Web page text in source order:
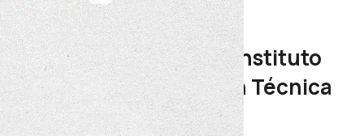
Neuquén capital
Ya funciona el primer Instituto
Superior de Formación Técnica
en Salud